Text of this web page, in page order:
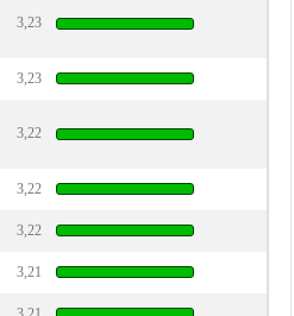
3,23
3,23
3,22
3,22
3,22
3,21